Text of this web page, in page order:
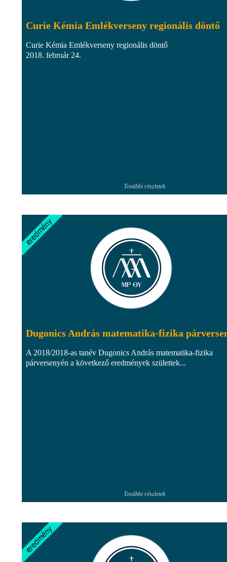
Curie Kémia Emlékverseny regionális döntő
Curie Kémia Emlékverseny regionális döntő
2018. február 24.
További részletek
Dugonics András matematika-fizika
A 2018/2018-as tanév Dugonics András matematika-fizika
párversenyén a következő eredmények születtek...
További részletek